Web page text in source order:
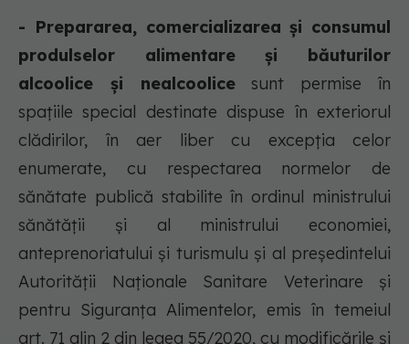
- Prepararea, comercializarea și consumul
produlselor alimentare și băuturilor
alcoolice și nealcoolicesunt permise în
spațiile special destinate dispuse în exteriorul
clădirilor, în aer liber cu excepția celor
enumerate, cu respectarea normelor de
sănătate publică stabilite în ordinul ministrului
sănătății și al ministrului economiei,
anteprenoriatului și turismulu și al președintelui
Autorității Naționale Sanitare Veterinare și
pentru Siguranța Alimentelor, emis în temeiul
art. 71 alin 2 din legea 55/2020, cu modificările și